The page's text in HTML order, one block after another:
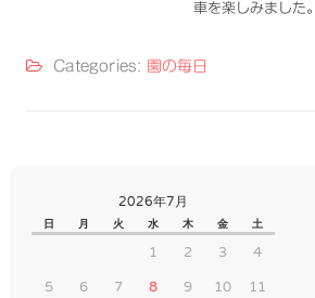
車を楽しみました。
Categories: 園の毎日
2026年7月
日 月 火 水 木 金 土
1 2 3
4
5
6 7 8 9 10
11